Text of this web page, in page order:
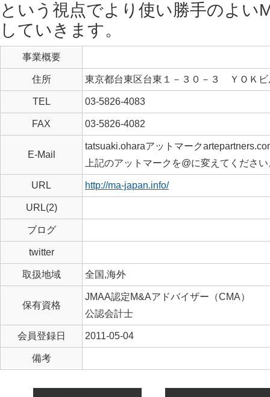
という視点でより使い勝手のよい
していきます。
事業概要
住所 東京都台東区台東１－３０－３ ＹＯＫビ
TEL 03-5826-4083
FAX 03-5826-4082
E-Mail
tatsuaki.oharaアットマーク
上記のアットマークを@に変えてくださ
URL http://ma-japan.info/
URL(2)
ブログ
twitter
取扱地域 全国,海外
保有資格
JMAA認定M&Aアドバイザー（CMA）
公認会計士
会員登録日 2011-05-04
備考